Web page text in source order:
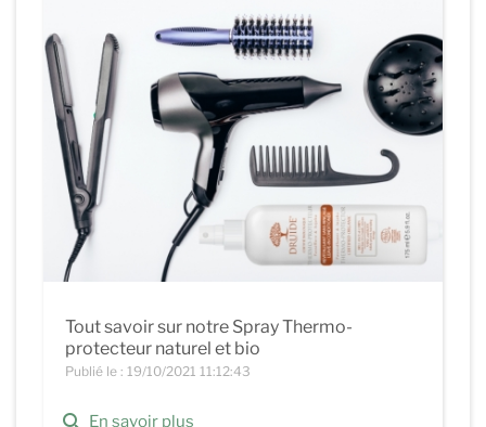
Tout savoir sur notre Spray Thermo-
protecteur naturel et bio
Publié le : 19/10/2021 11:12:43
En savoir plus